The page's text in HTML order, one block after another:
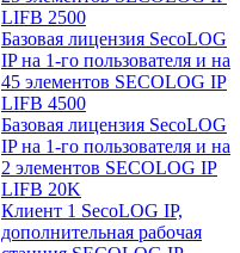
LIFB 2500
Базовая лицензия SecoLOG
IP на 1-го пользователя и на
45 элементов SECOLOG IP
LIFB 4500
Базовая лицензия SecoLOG
IP на 1-го пользователя и на
2 элементов SECOLOG IP
LIFB 20K
Клиент 1 SecoLOG IP,
дополнительная рабочая